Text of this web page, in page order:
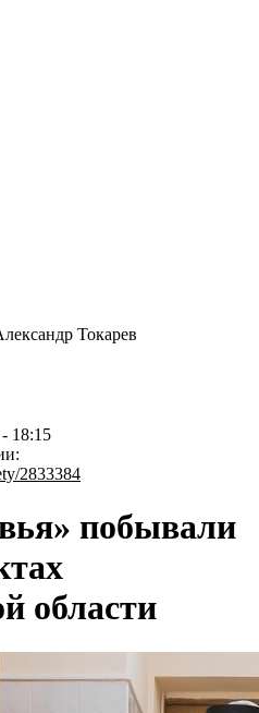
Токарев
18:15
2833384
побывали
области